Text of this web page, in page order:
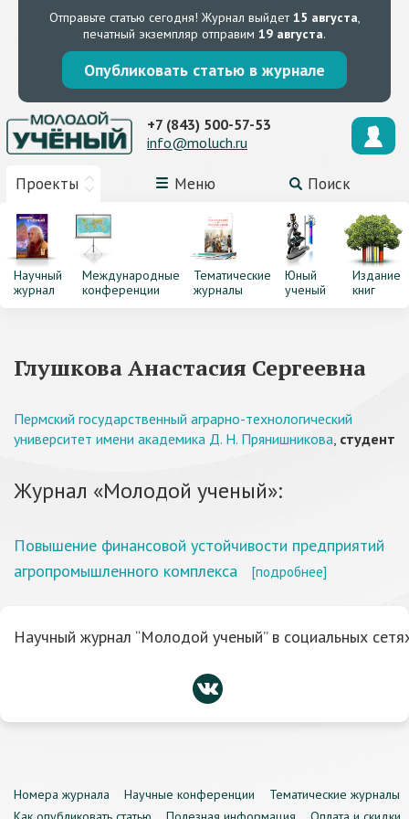
Отправьте статью сегодня! Журнал выйдет15 августа,
печатный экземпляр отправим 19 августа.
Опубликовать статью в журнале
Проекты Меню Поиск
+7 (843) 500-57-53
info@moluch.ru
Научный
журнал
Международные
конференции
Тематические
журналы
Юный
ученый
Издание
книг
Глушкова Анастасия Сергеевна
Пермский государственный аграрно-технологический
университет имени академика Д. Н. Прянишникова, студент
Журнал «Молодой ученый»:
Повышение финансовой устойчивости предприятий
агропромышленного комплекса
[подробнее]
Научный журнал “Молодой ученый” в социальных
Номера журнала Научные конференции
Тематические журналы